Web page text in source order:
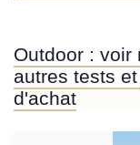
Outdoor : voir
autres tests
d'achat